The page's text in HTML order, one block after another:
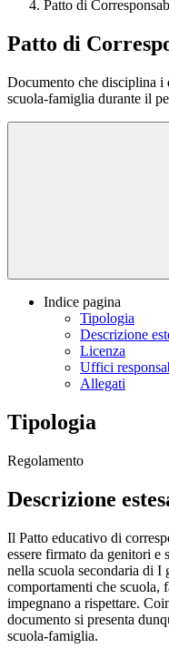
Patto di
Patto di
Documento che disciplina
scuola-famiglia durante il
Indice pagina
Tipologia
Descrizione
Licenza
Uffici
Allegati
Tipologia
Regolamento
Descrizione
Il Patto educativo di
essere firmato da genitori e
nella scuola secondaria di I
comportamenti che scuola,
impegnano a rispettare.
documento si presenta
scuola-famiglia.